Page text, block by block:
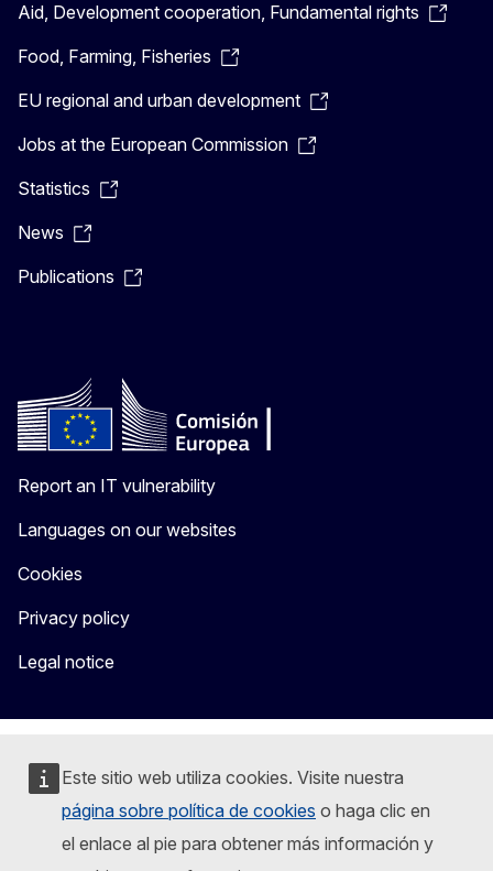
Este sitio web utiliza cookies. Visite nuestra
página sobre política de cookies o haga clic en
el enlace al pie para obtener más información y
Aid, Development cooperation, Fundamental rights
Food, Farming, Fisheries
EU regional and urban development
Jobs at the European Commission
Statistics
News
Publications
Report an IT vulnerability
Languages on our websites
Cookies
Privacy policy
Legal notice